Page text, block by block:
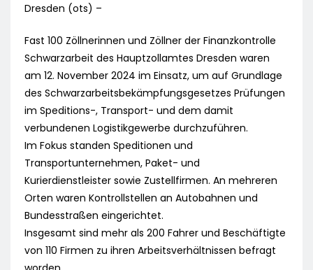
Dresden (ots) –
Fast 100 Zöllnerinnen und Zöllner der Finanzkontrolle
Schwarzarbeit des Hauptzollamtes Dresden waren
am 12. November 2024 im Einsatz, um auf Grundlage
des Schwarzarbeitsbekämpfungsgesetzes Prüfungen
im Speditions-, Transport- und dem damit
verbundenen Logistikgewerbe durchzuführen.
Im Fokus standen Speditionen und
Transportunternehmen, Paket- und
Kurierdienstleister sowie Zustellfirmen. An mehreren
Orten waren Kontrollstellen an Autobahnen und
Bundesstraßen eingerichtet.
Insgesamt sind mehr als 200 Fahrer und Beschäftigte
von 110 Firmen zu ihren Arbeitsverhältnissen befragt